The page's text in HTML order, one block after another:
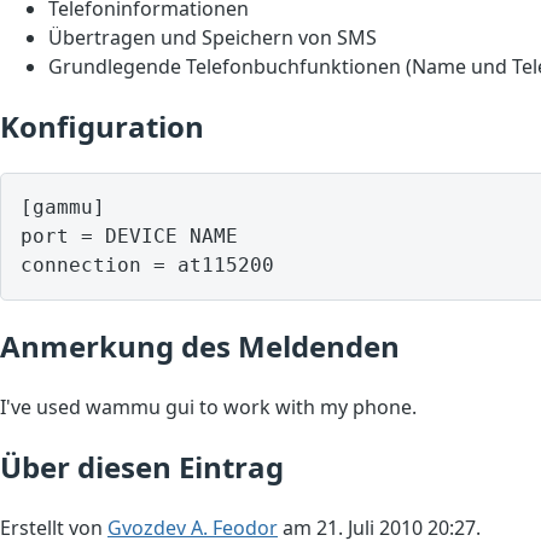
Telefoninformationen
Übertragen und Speichern von SMS
Grundlegende Telefonbuchfunktionen (Name und
Konfiguration
[gammu]
port = DEVICE NAME
Anmerkung des Meldenden
I've used wammu gui to work with my phone.
Über diesen Eintrag
Erstellt von Gvozdev A. Feodoram 21. Juli 2010 20:27.